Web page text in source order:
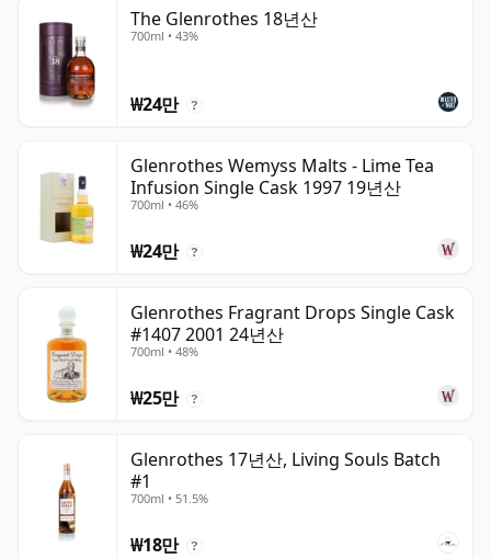
The Glenrothes 18년산
700ml • 43%
₩24만 ?
Glenrothes Wemyss Malts - Lime Tea
Infusion Single Cask 1997 19년산
700ml • 46%
₩24만 ?
Glenrothes Fragrant Drops Single Cask
#1407 2001 24년산
700ml • 48%
₩25만 ?
Glenrothes 17년산, Living Souls Batch
#1
700ml • 51.5%
₩18만 ?